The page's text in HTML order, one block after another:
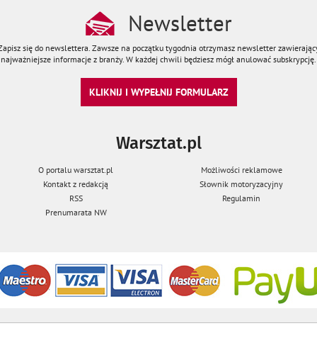
Newsletter
się do newslettera. Zawsze na początku tygodnia otrzymasz newsletter
najważniejsze informacje z branży. W każdej chwili będziesz mógł anulować subskrypcję.
KLIKNIJ I WYPEŁNIJ FORMULARZ
Warsztat.pl
O portalu warsztat.pl
Możliwości reklamowe
Kontakt z redakcją
Słownik motoryzacyjny
RSS
Regulamin
Prenumarata NW